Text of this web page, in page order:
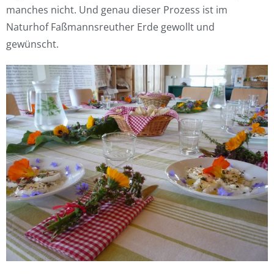
manches nicht. Und genau dieser Prozess ist im
Naturhof Faßmannsreuther Erde gewollt und
gewünscht.